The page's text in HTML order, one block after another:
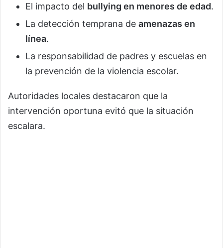
El impacto del bullying en menores de edad.
La detección temprana de amenazas en
línea.
La responsabilidad de padres y escuelas en
la prevención de la violencia escolar.
Autoridades locales destacaron que la
intervención oportuna evitó que la situación
escalara.